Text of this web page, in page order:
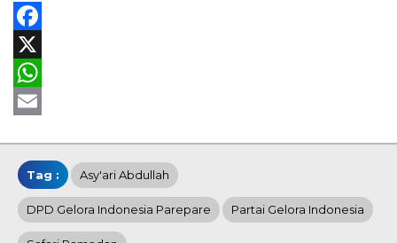
Facebook
X
WhatsApp
Tag : Asy'ari Abdullah
DPD Gelora Indonesia Parepare Partai Gelora Indonesia